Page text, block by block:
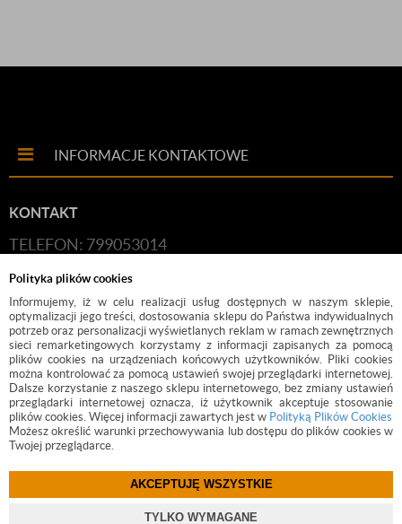
Polityka plików cookies
Informujemy, iż w celu realizacji usług dostępnych w naszym sklepie,
optymalizacji jego treści, dostosowania sklepu do Państwa indywidualnych
potrzeb oraz personalizacji wyświetlanych reklam w ramach zewnętrznych
sieci remarketingowych korzystamy z informacji zapisanych za pomocą
plików cookies na urządzeniach końcowych użytkowników. Pliki cookies
można kontrolować za pomocą ustawień swojej przeglądarki internetowej.
Dalsze korzystanie z naszego sklepu internetowego, bez zmiany ustawień
przeglądarki internetowej oznacza, iż użytkownik akceptuje stosowanie
plików cookies. Więcej informacji zawartych jest w Polityką Plików Cookies
Możesz określić warunki przechowywania lub dostępu do plików cookies w
Twojej przeglądarce.
AKCEPTUJĘ WSZYSTKIE
TYLKO WYMAGANE
INFORMACJE KONTAKTOWE
KONTAKT
TELEFON: 799053014
E-MAIL:HANDLOWY@BUDFIX.PL
GODZINY PRACY: 8:00-16:00 (PONIEDZIAŁEK-
PIĄTEK)
DANE FIRMY: BUDFIX JOANNA JÓŹWICKA, UL.
KOŚCIUSZKI 2, 05-140, SEROCK, NIP: 118-189-85-82